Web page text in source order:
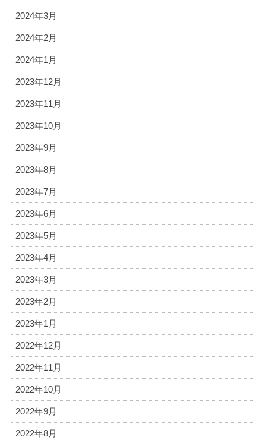
2024年3月
2024年2月
2024年1月
2023年12月
2023年11月
2023年10月
2023年9月
2023年8月
2023年7月
2023年6月
2023年5月
2023年4月
2023年3月
2023年2月
2023年1月
2022年12月
2022年11月
2022年10月
2022年9月
2022年8月